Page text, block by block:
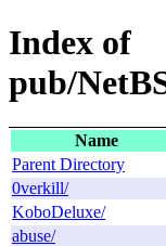
Index of
pub/
Name
Parent Directory
0verkill/
KoboDeluxe/
abuse/